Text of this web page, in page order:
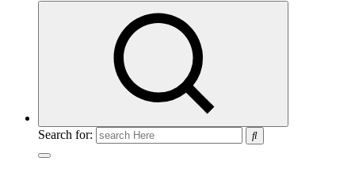
Search for: